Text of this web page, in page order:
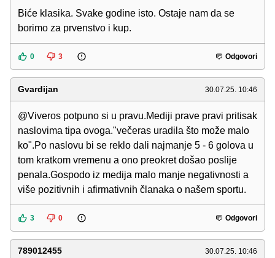
Biće klasika. Svake godine isto. Ostaje nam da se
borimo za prvenstvo i kup.
0 3 Odgovori
Gvardijan 30.07.25. 10:46
@Viveros potpuno si u pravu.Mediji prave pravi pritisak
naslovima tipa ovoga."večeras uradila što može malo
ko".Po naslovu bi se reklo dali najmanje 5 - 6 golova u
tom kratkom vremenu a ono preokret došao poslije
penala.Gospodo iz medija malo manje negativnosti a
više pozitivnih i afirmativnih članaka o našem sportu.
3 0 Odgovori
789012455 30.07.25. 10:46